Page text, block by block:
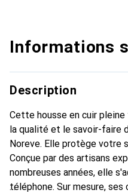
Informations
Description
Cette housse en cuir
la qualité et le savoir-faire
Noreve. Elle protège votre
Conçue par des artisans
nombreuses années, elle
téléphone. Sur mesure,